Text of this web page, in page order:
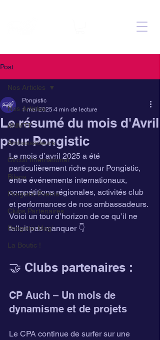
Post
Nos Articles
ANMTT
Ambassadeurs
Circuit International
Bilans
Pongistic Events
Clubs Partenaires
Pongistic Mag'
La Boutic !
Nos Articles
Le résumé du mois d'Avril
pour Pongistic
Pongistic
1 mai 2025 4 min de lecture
Le mois d’avril 2025 a été
particulièrement riche pour Pongistic,
entre événements internationaux,
compétitions régionales, activités club
et performances de nos ambassadeurs.
Voici un tour d’horizon de ce qu’il ne
fallait pas manquer 👇
🤝 Clubs partenaires :
CP Auch – Un mois de
dynamisme et de projets
Le CPA continue de surfer sur une